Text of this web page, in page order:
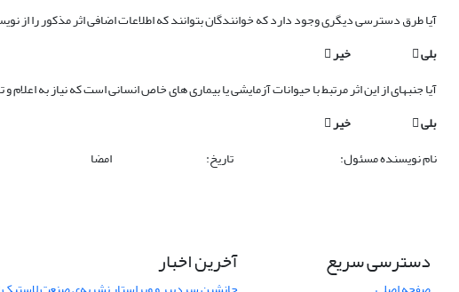
آیا طرق دسترسی دیگری وجود دارد که خوانندگان بتوانند که اطلاعات اضافی اثر مذکور را از
بلی خیر
آیا جنبه‏ای از این اثر مرتبط با حیوانات آزمایشی یا بیماری های خاص انسانی است که نیاز به اعلام
بلی خیر
نام نویسنده مسئول: تاریخ: امضا
دسترسی سریع آخرین اخبار